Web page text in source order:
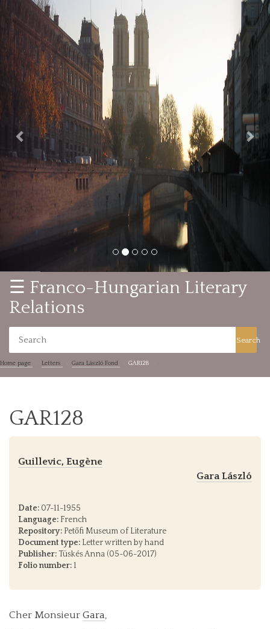
Previous
☰ Franco-Hungarian Literary
Relations
Search
Home page Letters Gara László Fond GAR128
GAR128
Guillevic, Eugène
Gara László
Date: 07-11-1955
Language: French
Repository: Petőfi Museum of Literature
Document type: Letter written by hand
Publisher: Tüskés Anna (05-06-2017)
Folio number:1
Cher Monsieur Gara,